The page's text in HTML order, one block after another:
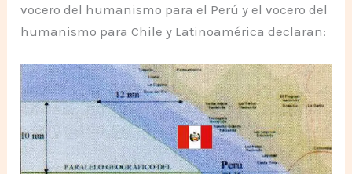
vocero del humanismo para el Perú y el vocero del
humanismo para Chile y Latinoamérica declaran: